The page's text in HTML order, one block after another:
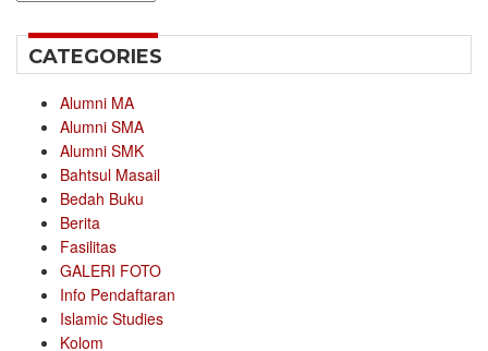
CATEGORIES
Alumni MA
Alumni SMA
Alumni SMK
Bahtsul Masail
Bedah Buku
Berita
Fasilitas
GALERI FOTO
Info Pendaftaran
Islamic Studies
Kolom